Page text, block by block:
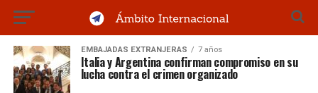
EMBAJADAS EXTRANJERAS 7 años
Italia y Argentina confirman compromiso en su
lucha contra el crimen organizado